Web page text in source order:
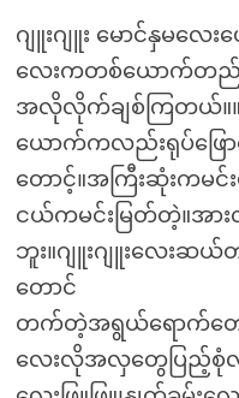
ဂျူးဂျူး မောင်နှမလေ
လေးကတစ်ယောက်တည်
အလိုလိုက်ချစ်ကြတယ်။
ယောက်ကလည်းရုပ်ဖြော
တောင့်။အကြီးဆုံးကမ
ငယ်ကမင်းမြတ်တဲ့။အ
ဘူး။ဂျူးဂျူးလေးဆ
တောင်
တက်တဲ့အရွယ်ရောက်တော့
လေးလိုအလှတွေပြည့်စုံ